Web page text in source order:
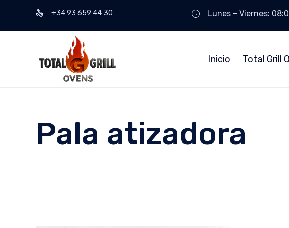
+34 93 659 44 30 Lunes - Viernes:
Inicio Total Grill
Pala atizadora